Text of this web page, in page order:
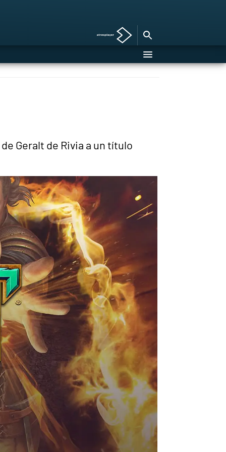
Geralt de Rivia a un título